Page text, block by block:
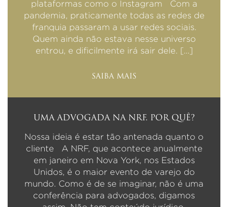
plataformas como o Instagram Com a
pandemia, praticamente todas as redes de
franquia passaram a usar redes sociais.
Quem ainda não estava nesse universo
entrou, e dificilmente irá sair dele. […]
SAIBA MAIS
UMA ADVOGADA NA NRF. POR QUÊ?
Nossa ideia é estar tão antenada quanto o
cliente A NRF, que acontece anualmente
em janeiro em Nova York, nos Estados
Unidos, é o maior evento de varejo do
mundo. Como é de se imaginar, não é uma
conferência para advogados, digamos